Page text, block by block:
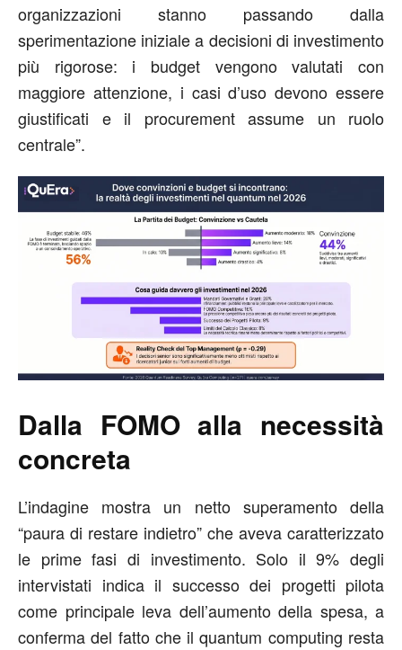
organizzazioni stanno passando dalla
sperimentazione iniziale a decisioni di investimento
più rigorose: i budget vengono valutati con
maggiore attenzione, i casi d’uso devono essere
giustificati e il procurement assume un ruolo
centrale”.
Dalla FOMO alla necessità
concreta
L’indagine mostra un netto superamento della
“paura di restare indietro” che aveva caratterizzato
le prime fasi di investimento. Solo il 9% degli
intervistati indica il successo dei progetti pilota
come principale leva dell’aumento della spesa, a
conferma del fatto che il quantum computing resta